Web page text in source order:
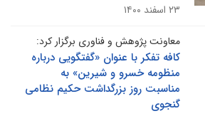
معاونت پژوهش و فناوری برگزار کرد:
کافه تفکر با عنوان «گفتگویی درباره
منظومه خسرو و شیرین» به
مناسبت روز بزرگداشت حکیم نظامی
گنجوی